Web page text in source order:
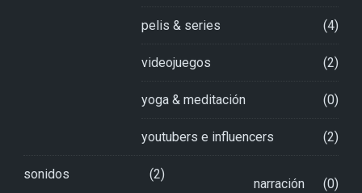
pelis & series (4)
videojuegos (2)
yoga & meditación (0)
youtubers e influencers (2)
sonidos (2)
narración (0)